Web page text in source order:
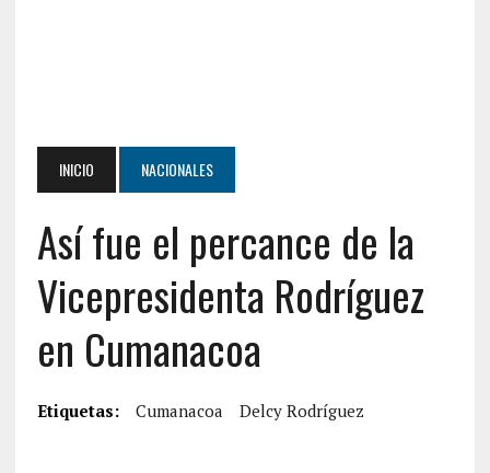
INICIO NACIONALES
Así fue el percance de la
Vicepresidenta Rodríguez
en Cumanacoa
Etiquetas: Cumanacoa Delcy Rodríguez